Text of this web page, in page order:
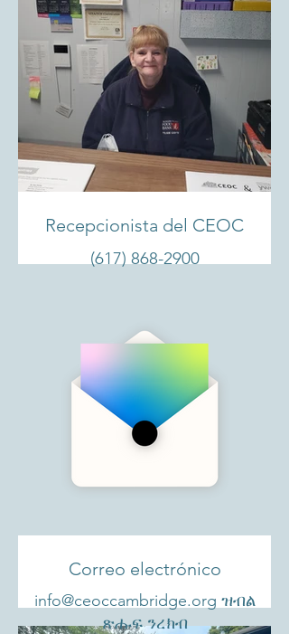
Recepcionista del CEOC
Correo electrónico
(617) 868-2900
info@ceoccambridge.org ዝብል
ጽሑፍ ንረክብ